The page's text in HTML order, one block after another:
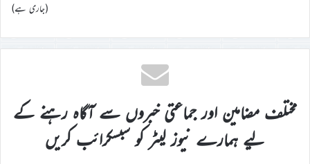
(جاری ہے)
مختلف مضامین اور جماعتی خبروں سے آگاہ رہنے کے
لیے ہمارے نیوز لیٹر کو سبسکرائب کریں